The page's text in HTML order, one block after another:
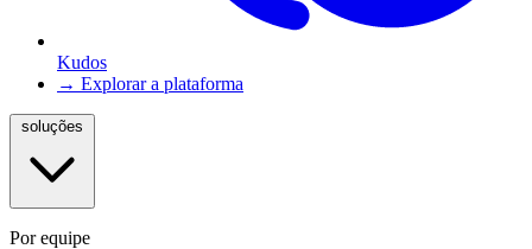
Kudos
→ Explorar a plataforma
Por equipe